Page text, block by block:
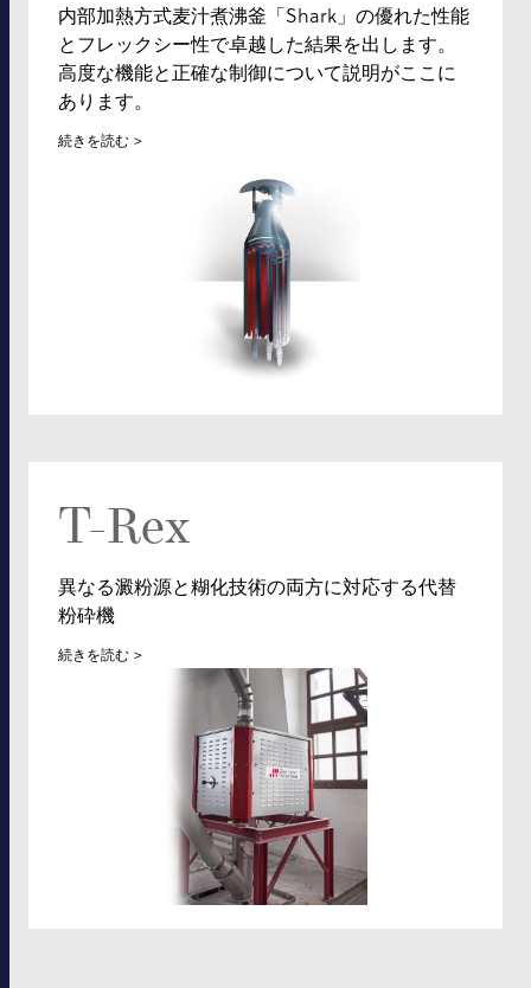
内部加熱方式麦汁煮沸釜「Shark」の優れた性能
とフレックシー性で卓越した結果を出します。
高度な機能と正確な制御について説明がここに
あります。
続きを読む
T-Rex
異なる澱粉源と糊化技術の両方に対応する代替
粉砕機
続きを読む